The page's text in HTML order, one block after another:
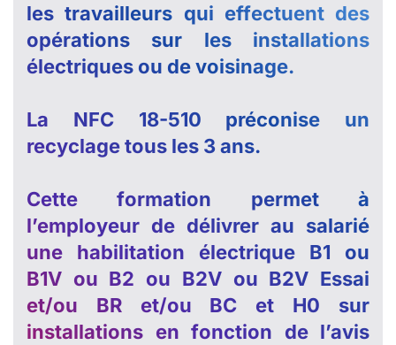
les travailleurs qui effectuent des
opérations sur les installations
électriques ou de voisinage.
La NFC 18-510 préconise un
recyclage tous les 3 ans.
Cette formation permet à
l’employeur de délivrer au salarié
une habilitation électrique B1 ou
B1V ou B2 ou B2V ou B2V Essai
et/ou BR et/ou BC et H0 sur
installations en fonction de l’avis